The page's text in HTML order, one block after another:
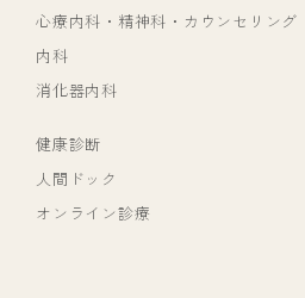
心療内科・精神科・カウンセリング
内科
消化器内科
健康診断
人間ドック
オンライン診療